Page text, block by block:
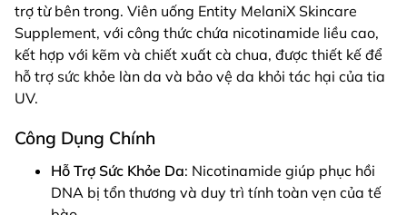
trợ từ bên trong. Viên uống Entity MelaniX Skincare
Supplement, với công thức chứa nicotinamide liều cao,
kết hợp với kẽm và chiết xuất cà chua, được thiết kế để
hỗ trợ sức khỏe làn da và bảo vệ da khỏi tác hại của tia
UV.
Công Dụng Chính
Hỗ Trợ Sức Khỏe Da: Nicotinamide giúp phục hồi
DNA bị tổn thương và duy trì tính toàn vẹn của tế